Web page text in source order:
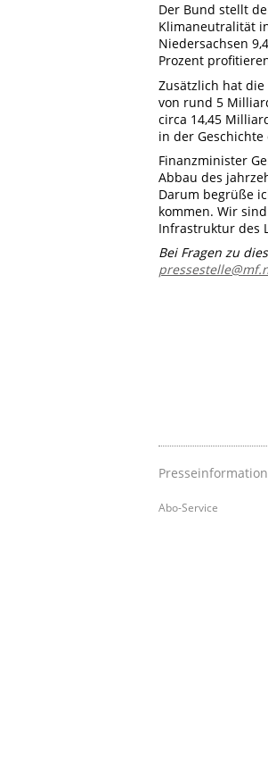
Der Bund stellt
Klimaneutralität
Niedersachsen
Prozent
Zusätzlich hat
von rund 5
circa 14,45
in der Geschichte
Finanzminister
Abbau des
Darum begrüße
kommen. Wir
Infrastruktur des
Bei Fragen zu
Abo-Service